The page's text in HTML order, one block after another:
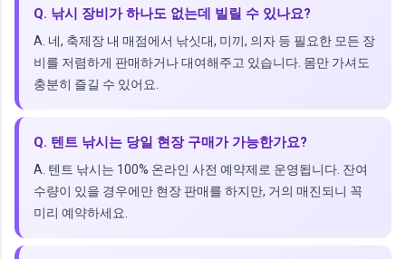
Q. 낚시 장비가 하나도 없는데 빌릴 수 있나요?
A. 네, 축제장 내 매점에서 낚싯대, 미끼, 의자 등 필요한 모든 장
비를 저렴하게 판매하거나 대여해주고 있습니다. 몸만 가셔도
충분히 즐길 수 있어요.
Q. 텐트 낚시는 당일 현장 구매가 가능한가요?
A. 텐트 낚시는 100% 온라인 사전 예약제로 운영됩니다. 잔여
수량이 있을 경우에만 현장 판매를 하지만, 거의 매진되니 꼭
미리 예약하세요.